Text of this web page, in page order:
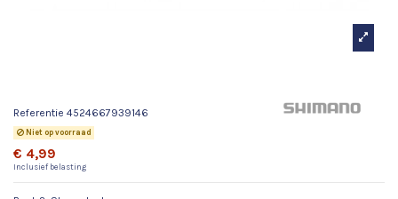
Referentie 4524667939146
Niet op voorraad
€ 4,99
Inclusief belasting